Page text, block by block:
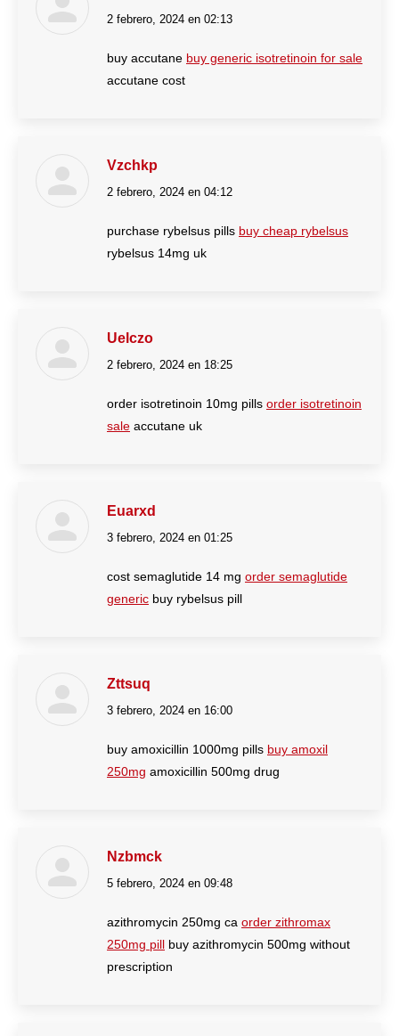
dice:
2 febrero, 2024 en 02:13
buy accutane buy generic isotretinoin for sale
accutane cost
Vzchkp
dice:
2 febrero, 2024 en 04:12
purchase rybelsus pills buy cheap rybelsus
rybelsus 14mg uk
Uelczo
dice:
2 febrero, 2024 en 18:25
order isotretinoin 10mg pills order isotretinoin
sale accutane uk
Euarxd
dice:
3 febrero, 2024 en 01:25
cost semaglutide 14 mg order semaglutide
generic buy rybelsus pill
Zttsuq
dice:
3 febrero, 2024 en 16:00
buy amoxicillin 1000mg pills buy amoxil
250mg amoxicillin 500mg drug
Nzbmck
dice:
5 febrero, 2024 en 09:48
azithromycin 250mg ca order zithromax
250mg pill buy azithromycin 500mg without
prescription